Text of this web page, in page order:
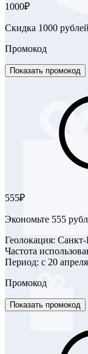
1000₽
Скидка 1000
Промокод
Показать промокод
555₽
Экономьте 555
Геолокация:
Частота
Период: с 20
Промокод
Показать промокод